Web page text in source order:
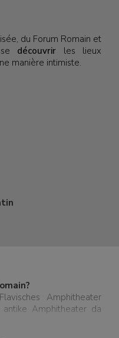
du Forum Romain et
découvrir les lieux
manière intimiste.
Amphitheater
Amphitheater da